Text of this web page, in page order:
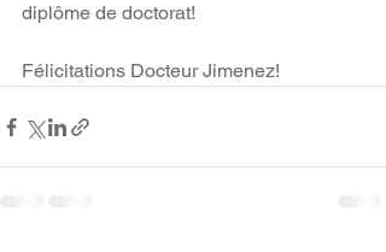
diplôme de doctorat!
Félicitations Docteur Jimenez!